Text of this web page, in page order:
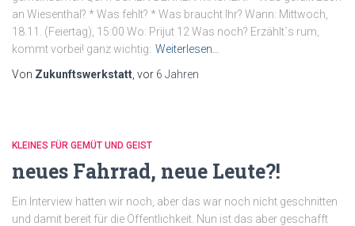
an Wiesenthal? * Was fehlt? * Was braucht Ihr? Wann: Mittwoch,
18.11. (Feiertag), 15:00 Wo: Prijut 12 Was noch? Erzählt´s rum,
kommt vorbei! ganz wichtig: Weiterlesen…
Von Zukunftswerkstatt , vor 6 Jahren
KLEINES FÜR GEMÜT UND GEIST
neues Fahrrad, neue Leute?!
Ein Interview hatten wir noch, aber das war noch nicht geschnitten
und damit bereit für die Öffentlichkeit. Nun ist das aber geschafft